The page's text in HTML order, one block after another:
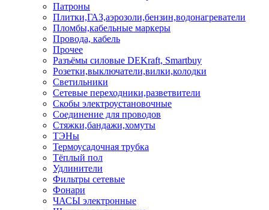
Патроны
Плитки,ГАЗ,аэрозоли,бензин,водонагреватели
Пломбы,кабельные маркеры
Провода, кабель
Прочее
Разъёмы силовые DEKraft, Smartbuy
Розетки,выключатели,вилки,колодки
Светильники
Сетевые переходники,разветвители
Скобы электроустановочные
Соединение для проводов
Стяжки,бандажи,хомуты
ТЭНы
Термоусадочная трубка
Тёплый пол
Удлинители
Фильтры сетевые
Фонари
ЧАСЫ электронные